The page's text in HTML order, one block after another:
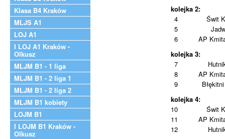
Klasa B4 Kraków
MLJS A1
LOJ A1
I LOJ A1 Kraków -
Olkusz
MLJM B1 - 1 liga
MLJM B1 - 2 liga 1
MLJM B1 - 2 liga 2
MLJM B1 kobiety
LOJM B1
I LOJM B1 Kraków -
Olkusz
kolejka 2:
4
Świt
5
6
AP
kolejka 3:
7
8
AP
9
kolejka 4:
10
Świt
11
AP
12